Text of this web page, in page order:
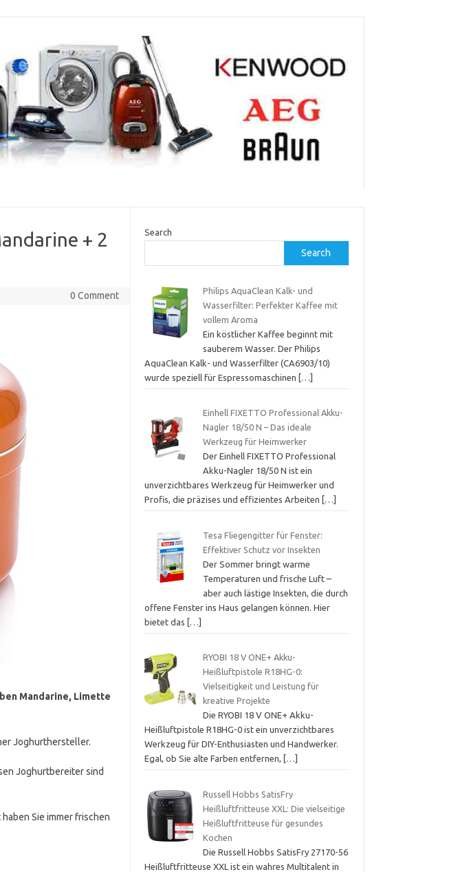
+ 2
0 Comment
Mandarine, Limette
Joghurthersteller.
Joghurtbereiter sind
Sie immer frischen
Search
Search
Philips AquaClean Kalk- und
Wasserfilter: Perfekter Kaffee mit
vollem Aroma
Ein köstlicher Kaffee beginnt mit
sauberem Wasser. Der Philips
AquaClean Kalk- und Wasserfilter (CA6903/10)
wurde speziell für Espressomaschinen
[…]
Einhell FIXETTO Professional Akku-
Nagler 18/50 N – Das ideale
Werkzeug für Heimwerker
Der Einhell FIXETTO Professional
Akku-Nagler 18/50 N ist ein
unverzichtbares Werkzeug für Heimwerker und
Profis, die präzises und effizientes Arbeiten
[…]
Tesa Fliegengitter für Fenster:
Effektiver Schutz vor Insekten
Der Sommer bringt warme
Temperaturen und frische Luft –
aber auch lästige Insekten, die durch
offene Fenster ins Haus gelangen können. Hier
bietet das
[…]
RYOBI 18 V ONE+ Akku-
Heißluftpistole R18HG-0:
Vielseitigkeit und Leistung für
kreative Projekte
Die RYOBI 18 V ONE+ Akku-
Heißluftpistole R18HG-0 ist ein unverzichtbares
Werkzeug für DIY-Enthusiasten und Handwerker.
Egal, ob Sie alte Farben entfernen,
[…]
Russell Hobbs SatisFry
Heißluftfritteuse XXL: Die vielseitige
Heißluftfritteuse für gesundes
Kochen
Die Russell Hobbs SatisFry 27170-56
Heißluftfritteuse XXL ist ein wahres Multitalent in